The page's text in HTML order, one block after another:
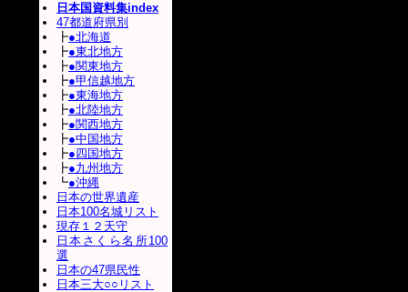
日本国資料集index
47都道府県別
┣●北海道
┣●東北地方
┣●関東地方
┣●甲信越地方
┣●東海地方
┣●北陸地方
┣●関西地方
┣●中国地方
┣●四国地方
┣●九州地方
┗●沖縄
日本の世界遺産
日本100名城リスト
現存１２天守
日本さくら名所100
選
日本の47県民性
日本三大○○リスト